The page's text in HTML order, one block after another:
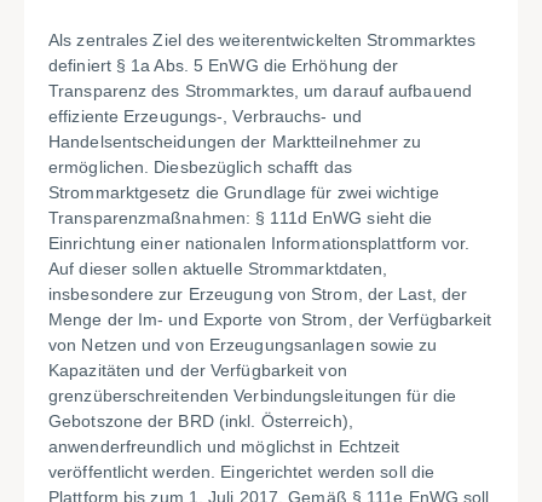
Als zentrales Ziel des weiterentwickelten Strommarktes
definiert § 1a Abs. 5 EnWG die Erhöhung der
Transparenz des Strommarktes, um darauf aufbauend
effiziente Erzeugungs-, Verbrauchs- und
Handelsentscheidungen der Marktteilnehmer zu
ermöglichen. Diesbezüglich schafft das
Strommarktgesetz die Grundlage für zwei wichtige
Transparenzmaßnahmen: § 111d EnWG sieht die
Einrichtung einer nationalen Informationsplattform vor.
Auf dieser sollen aktuelle Strommarktdaten,
insbesondere zur Erzeugung von Strom, der Last, der
Menge der Im- und Exporte von Strom, der Verfügbarkeit
von Netzen und von Erzeugungsanlagen sowie zu
Kapazitäten und der Verfügbarkeit von
grenzüberschreitenden Verbindungsleitungen für die
Gebotszone der BRD (inkl. Österreich),
anwenderfreundlich und möglichst in Echtzeit
veröffentlicht werden. Eingerichtet werden soll die
Plattform bis zum 1. Juli 2017. Gemäß § 111e EnWG soll